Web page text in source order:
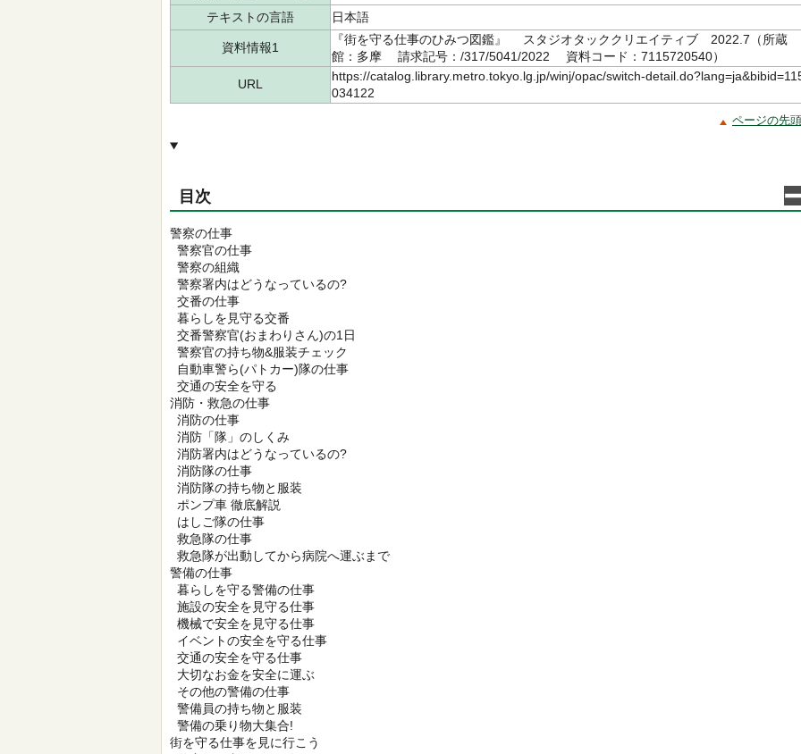
テキストの言語
日本語
資料情報1
『街を守る仕事のひみつ図鑑』 スタジオタッククリエイティブ 2022.7（所蔵
館：多摩 請求記号：/317/5041/2022 資料コード：7115720540）
URL
https://catalog.library.metro.tokyo.lg.jp/winj/opac/switch-
034122
ページの先
目次
警察の仕事
警察官の仕事
警察の組織
警察署内はどうなっているの?
交番の仕事
暮らしを見守る交番
交番警察官(おまわりさん)の1日
警察官の持ち物&服装チェック
自動車警ら(パトカー)隊の仕事
交通の安全を守る
消防・救急の仕事
消防の仕事
消防「隊」のしくみ
消防署内はどうなっているの?
消防隊の仕事
消防隊の持ち物と服装
ポンプ車 徹底解説
はしご隊の仕事
救急隊の仕事
救急隊が出動してから病院へ運ぶまで
警備の仕事
暮らしを守る警備の仕事
施設の安全を見守る仕事
機械で安全を見守る仕事
イベントの安全を守る仕事
交通の安全を守る仕事
大切なお金を安全に運ぶ
その他の警備の仕事
警備員の持ち物と服装
警備の乗り物大集合!
街を守る仕事を見に行こう